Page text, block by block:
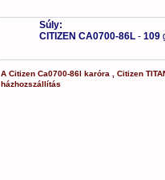
Súly:
CITIZEN CA0700-86L- 109
A Citizen Ca0700-86l karóra Citizen
házhozszállítás